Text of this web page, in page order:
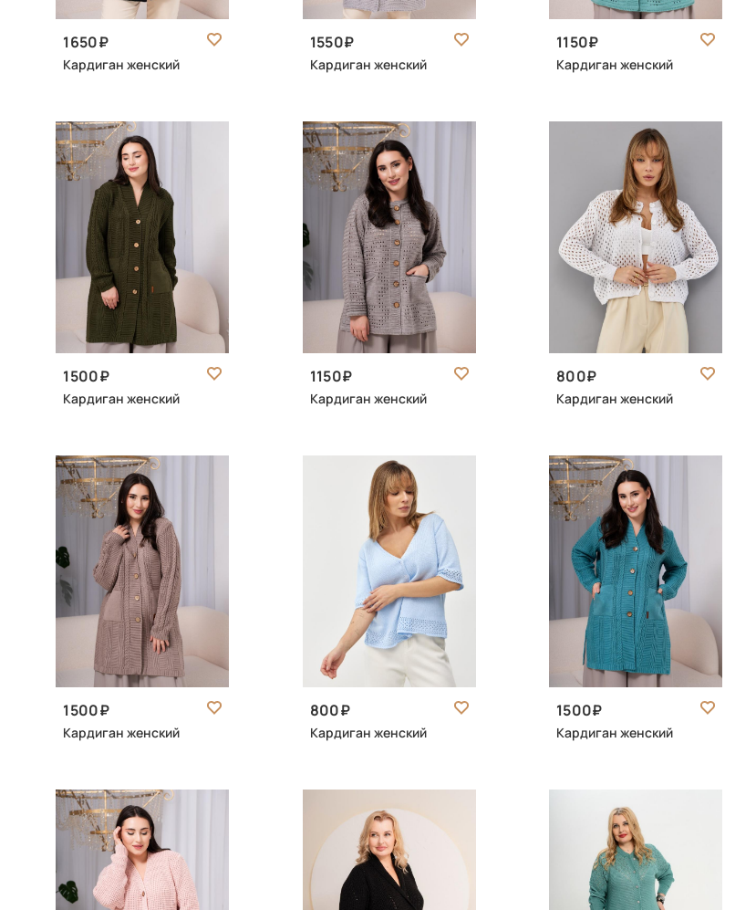
1650
Кардиган женский
1550
Кардиган женский
1150
Кардиган женский
1500
Кардиган женский
1150
Кардиган женский
800
Кардиган женский
1500
Кардиган женский
800
Кардиган женский
1500
Кардиган женский